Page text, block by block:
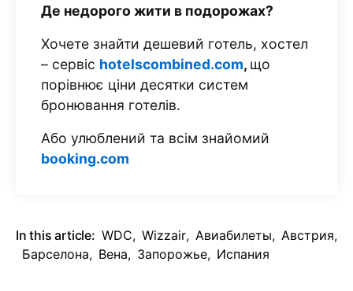
Де недорого жити в подорожах?
Хочете знайти дешевий готель, хостел
– сервіс hotelscombined.com, що
порівнює ціни десятки систем
бронювання готелів.
Або улюблений та всім знайомий
booking.com
In this article: WDC, Wizzair, Авиабилеты, Австрия,
Барселона, Вена, Запорожье, Испания